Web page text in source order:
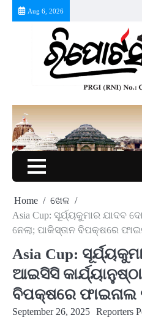
Aug 6, 2026
Home
ଖେଳ
Asia Cup: ସୂର୍ଯ୍ୟକୁମାର ଯାଦବ
ନେଲା; ପାକିସ୍ତାନ ବିପକ୍ଷରେ
Asia Cup:
ଆଇସିସି
ବିପକ୍ଷରେ ଫାଇନାଲ
September 26, 2025 Reporters